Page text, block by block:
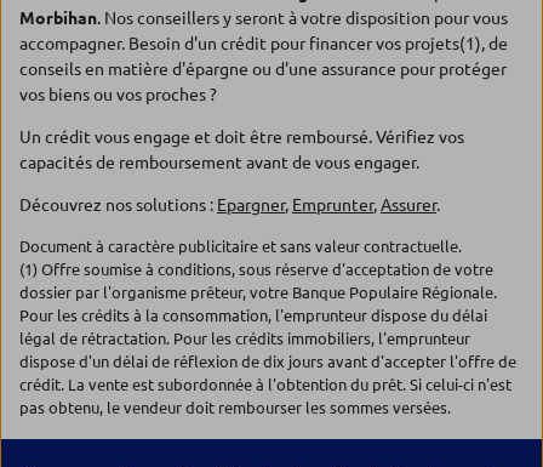
Morbihan. Nos conseillers y seront à votre disposition pour vous
accompagner. Besoin d'un crédit pour financer vos projets(1), de
conseils en matière d'épargne ou d'une assurance pour protéger
vos biens ou vos proches ?
Un crédit vous engage et doit être remboursé. Vérifiez vos
capacités de remboursement avant de vous engager.
Découvrez nos solutions : Epargner, Emprunter,Assurer.
Document à caractère publicitaire et sans valeur contractuelle.
(1) Offre soumise à conditions, sous réserve d'acceptation de votre
dossier par l'organisme prêteur, votre Banque Populaire Régionale.
Pour les crédits à la consommation, l'emprunteur dispose du délai
légal de rétractation. Pour les crédits immobiliers, l'emprunteur
dispose d'un délai de réflexion de dix jours avant d'accepter l'offre de
crédit. La vente est subordonnée à l'obtention du prêt. Si celui-ci n'est
pas obtenu, le vendeur doit rembourser les sommes versées.